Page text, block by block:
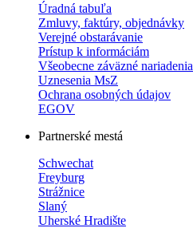
Úradná tabuľa
Zmluvy, faktúry, objednávky
Verejné obstarávanie
Prístup k informáciám
Všeobecne záväzné nariadenia
Uznesenia MsZ
Ochrana osobných údajov
EGOV
Partnerské mestá
Schwechat
Freyburg
Strážnice
Slaný
Uherské Hradište